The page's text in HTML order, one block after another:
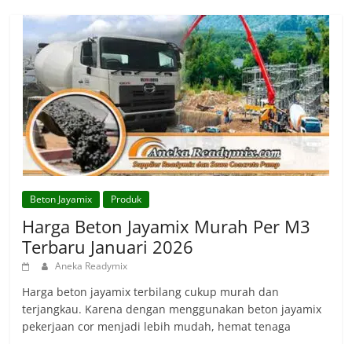
Beton Jayamix Produk
Harga Beton Jayamix Murah Per M3
Terbaru Januari 2026
Aneka Readymix
Harga beton jayamix terbilang cukup murah dan
terjangkau. Karena dengan menggunakan beton jayamix
pekerjaan cor menjadi lebih mudah, hemat tenaga